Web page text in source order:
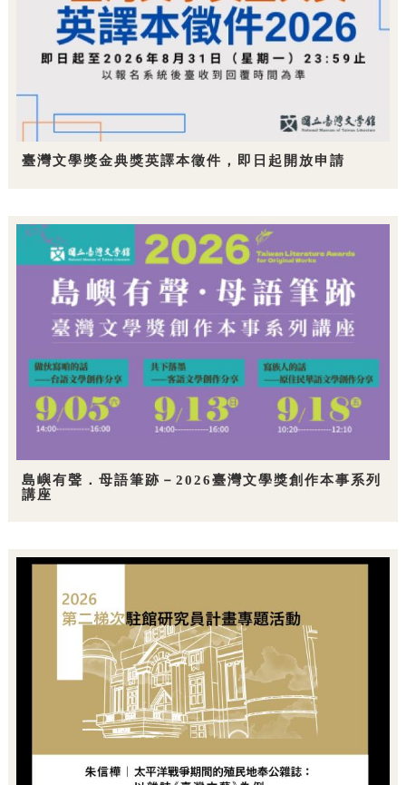
臺灣文學獎金典獎英譯本徵件，即日起開放申請
島嶼有聲．母語筆跡－2026臺灣文學獎創作本事系列
講座